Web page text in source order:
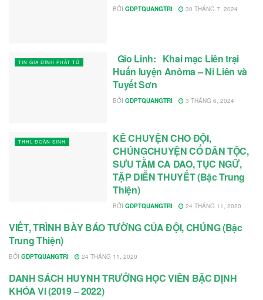
BỞI GDPTQUANGTRI 30 THÁNG 7, 2024
TIN GIA ĐÌNH PHẬT TỬ
Gio Linh: Khai mạc Liên trại
Huấn luyện Anôma – Ni Liên và
Tuyết Sơn
BỞI GDPTQUANGTRI 3 THÁNG 6, 2024
THHL ĐOÀN SINH
KỂ CHUYỆN CHO ĐỘI,
CHÚNGCHUYỆN CỔ DÂN TỘC,
SƯU TẦM CA DAO, TỤC NGỮ,
TẬP DIỄN THUYẾT (Bậc Trung
Thiện)
BỞI GDPTQUANGTRI 24 THÁNG 11, 2020
THHL ĐOÀN SINH
VIẾT, TRÌNH BÀY BÁO TƯỜNG CỦA ĐỘI, CHÚNG (Bậc
Trung Thiện)
BỞI GDPTQUANGTRI 24 THÁNG 11, 2020
TU HỌC – HUẤN LUYỆN
DANH SÁCH HUYNH TRƯỞNG HỌC VIÊN BẬC ĐỊNH
KHÓA VI (2019 – 2022)